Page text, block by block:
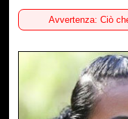
Avvertenza: Ciò